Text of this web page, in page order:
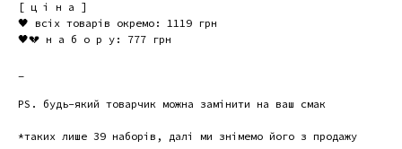
[ ц і н а ]
🖤 всіх товарів окремо: 1119 грн
🖤💔 н а б о р у: 777 грн
PS. будь-який товарчик можна замінити на ваш смак
*таких лише 39 наборів, далі ми знімемо його з продажу